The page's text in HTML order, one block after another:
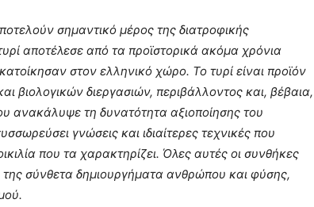
σημαντικό μέρος της διατροφικής
αποτέλεσε από τα προϊστορικά ακόμα χρόνια
στον ελληνικό χώρο. Το τυρί είναι προϊόν
βιολογικών διεργασιών, περιβάλλοντος και, βέβαια,
ανακάλυψε τη δυνατότητα αξιοποίησης του
γνώσεις και ιδιαίτερες τεχνικές που
που τα χαρακτηρίζει. Όλες αυτές οι συνθήκες
της σύνθετα δημιουργήματα ανθρώπου και φύσης,